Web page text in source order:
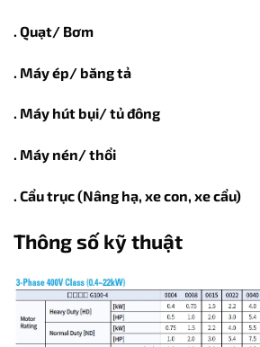
. Quạt/ Bơm
. Máy ép/ băng tả
. Máy hút bụi/ tủ đông
. Máy nén/ thổi
. Cẩu trục (Nâng hạ, xe con, xe cẩu)
Thông số kỹ thuật